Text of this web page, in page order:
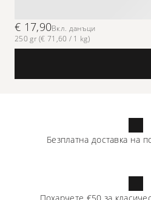
€ 17,90Вкл. данъци
250 gr (€ 71,60 / 1 kg)
Безплатна доставка на